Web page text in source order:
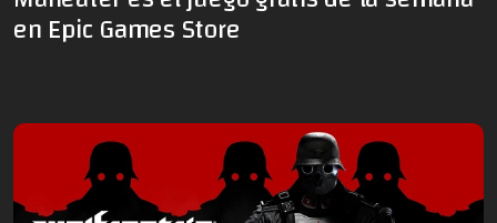
en Epic Games Store